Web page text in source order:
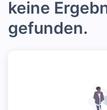
keine
gefunden.